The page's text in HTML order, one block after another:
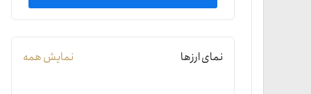
نمای ارزها نمایش همه